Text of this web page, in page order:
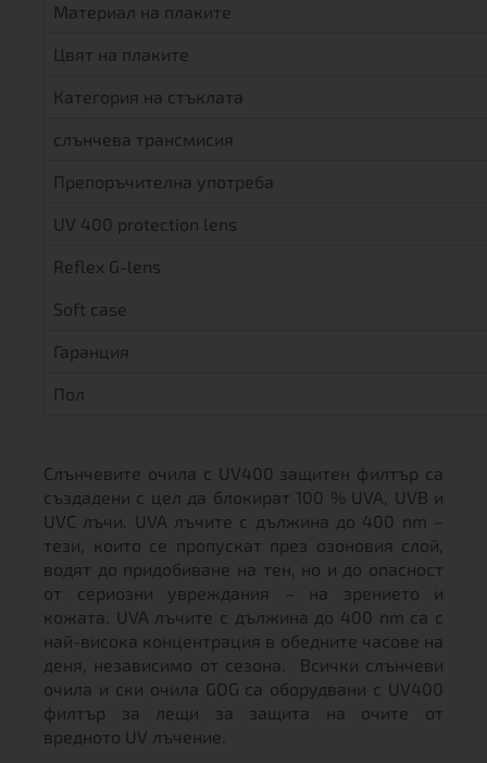
Материал на плаките
Цвят на плаките
Категория на стъклата
слънчева трансмисия
Препоръчителна употреба
UV 400 protection lens
Reflex G-lens
Soft case
Гаранция
Пол
Слънчевите очила с UV400 защитен филтър са
създадени с цел да блокират 100 % UVA, UVB и
UVC лъчи. UVA лъчите с дължина до 400 nm –
тези, които се пропускат през озоновия слой,
водят до придобиване на тен, но и до опасност
от сериозни увреждания – на зрението и
кожата. UVA лъчите с дължина до 400 nm са с
най-висока концентрация в обедните часове на
деня, независимо от сезона. Всички слънчеви
очила и ски очила GOG са оборудвани с UV400
филтър за лещи за защита на очите от
вредното UV лъчение.